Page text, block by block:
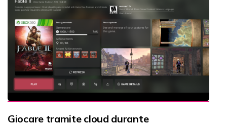
Giocare tramite cloud durante